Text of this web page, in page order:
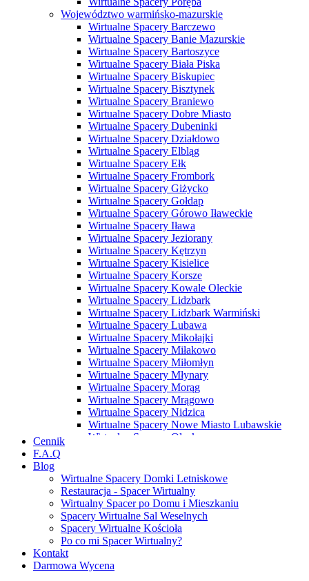
Wirtualne Spacery Szepietowo
Wirtualne Spacery Tykocin
Wirtualne Spacery Wasilków
Wirtualne Spacery Wysokie Mazowieckie
Wirtualne Spacery Zabłudów
Wirtualne Spacery Zambrów
Województwo warmińsko-mazurskie
Wirtualne Spacery Barczewo
Wirtualne Spacery Banie Mazurskie
Wirtualne Spacery Bartoszyce
Wirtualne Spacery Biała Piska
Wirtualne Spacery Biskupiec
Wirtualne Spacery Bisztynek
Wirtualne Spacery Braniewo
Wirtualne Spacery Dobre Miasto
Wirtualne Spacery Dubeninki
Wirtualne Spacery Działdowo
Wirtualne Spacery Elbląg
Wirtualne Spacery Ełk
Wirtualne Spacery Frombork
Wirtualne Spacery Giżycko
Wirtualne Spacery Gołdap
Wirtualne Spacery Górowo Iławeckie
Wirtualne Spacery Iława
Wirtualne Spacery Jeziorany
Wirtualne Spacery Kętrzyn
Wirtualne Spacery Kisielice
Wirtualne Spacery Korsze
Wirtualne Spacery Kowale Oleckie
Wirtualne Spacery Lidzbark
Wirtualne Spacery Lidzbark Warmiński
Wirtualne Spacery Lubawa
Wirtualne Spacery Mikołajki
Wirtualne Spacery Miłakowo
Wirtualne Spacery Miłomłyn
Wirtualne Spacery Młynary
Wirtualne Spacery Morąg
Wirtualne Spacery Mrągowo
Wirtualne Spacery Nidzica
Wirtualne Spacery Nowe Miasto Lubawskie
Wirtualne Spacery Olecko
Wirtualne Spacery Orneta
Wirtualne Spacery Orzysz
Wirtualne Spacery Ostróda
Wirtualne Spacery Pasłęk
Wirtualne Spacery Pasym
Wirtualne Spacery Pieniężno
Wirtualne Spacery Pisz
Wirtualne Spacery Reszel
Wirtualne Spacery Ruciane-Nida
Cennik
F.A.Q
Blog
Wirtualne Spacery Domki Letniskowe
Restauracja - Spacer Wirtualny
Wirtualny Spacer po Domu i Mieszkaniu
Spacery Wirtualne Sal Weselnych
Spacery Wirtualne Kościoła
Po co mi Spacer Wirtualny?
Kontakt
Darmowa Wycena